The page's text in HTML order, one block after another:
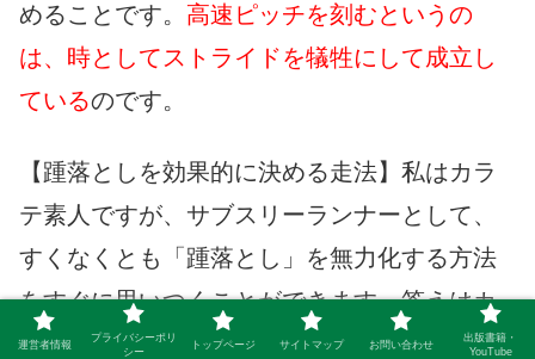
めることです。 高速ピッチを刻むというの
は、時としてストライドを犠牲にして成立し
ているのです。
【踵落としを効果的に決める走法】私はカラ
テ素人ですが、サブスリーランナーとして、
すくなくとも「踵落とし」を無力化する方法
をすぐに思いつくことができます。答えはカ
ンタン。攻撃側が踵を振り上げて止まったポ
運営者情報
プライバシーポリ
シー
トップページ サイトマップ お問い合わせ
出版書籍・
YouTube